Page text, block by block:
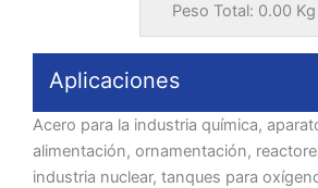
Peso Total: 0.00 Kg
Aplicaciones
Acero para la industria química,
alimentación, ornamentación,
industria nuclear, tanques para